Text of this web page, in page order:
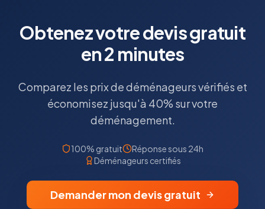
Obtenez votre devis gratuit
en 2 minutes
Comparez les prix de déménageurs vérifiés et
économisez jusqu'à 40% sur votre
déménagement.
100% gratuit
Réponse sous 24h
Déménageurs certifiés
Demander mon devis gratuit